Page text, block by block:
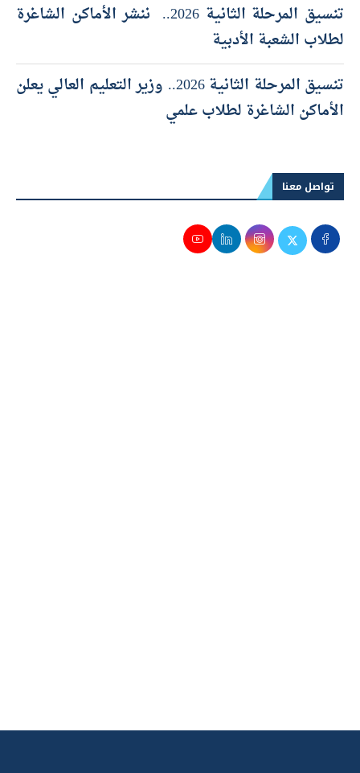
تنسيق المرحلة الثانية 2026.. ننشر الأماكن الشاغرة
لطلاب الشعبة الأدبية
تنسيق المرحلة الثانية 2026.. وزير التعليم العالي يعلن
الأماكن الشاغرة لطلاب علمي
تواصل معنا